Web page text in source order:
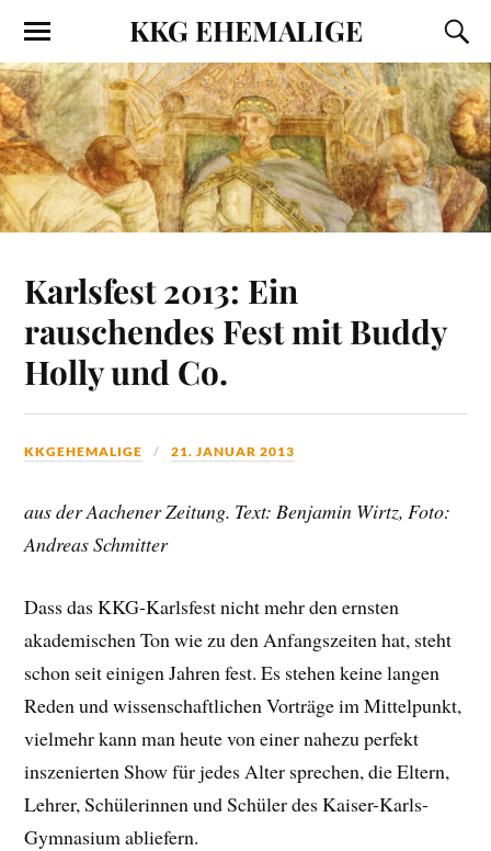
KKG EHEMALIGE
Karlsfest 2013: Ein
rauschendes Fest mit Buddy
Holly und Co.
KKGEHEMALIGE 21. JANUAR 2013
aus der Aachener Zeitung. Text: Benjamin Wirtz, Foto:
Andreas Schmitter
Dass das KKG-Karlsfest nicht mehr den ernsten
akademischen Ton wie zu den Anfangszeiten hat, steht
schon seit einigen Jahren fest. Es stehen keine langen
Reden und wissenschaftlichen Vorträge im Mittelpunkt,
vielmehr kann man heute von einer nahezu perfekt
inszenierten Show für jedes Alter sprechen, die Eltern,
Lehrer, Schülerinnen und Schüler des Kaiser-Karls-
Gymnasium abliefern.